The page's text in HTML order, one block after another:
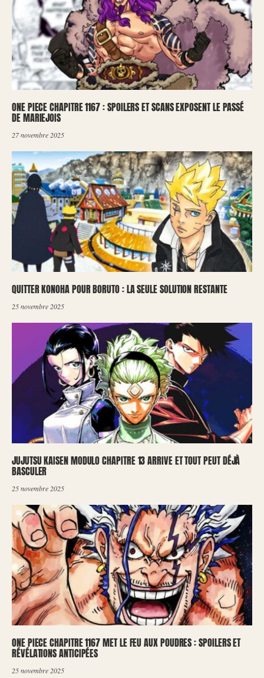
ONE PIECE CHAPITRE 1167 : SPOILERS ET SCANS EXPOSENT LE PASSÉ
DE MARIEJOIS
27 novembre 2025
QUITTER KONOHA POUR BORUTO : LA SEULE SOLUTION RESTANTE
25 novembre 2025
JUJUTSU KAISEN MODULO CHAPITRE 13 ARRIVE ET TOUT PEUT DÉJÀ
BASCULER
25 novembre 2025
ONE PIECE CHAPITRE 1167 MET LE FEU AUX POUDRES : SPOILERS ET
RÉVÉLATIONS ANTICIPÉES
25 novembre 2025